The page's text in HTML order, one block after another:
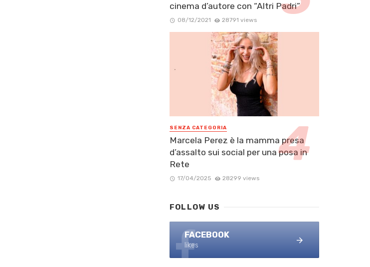
cinema d’autore con “Altri Padri”
08/12/2021 28791 views
SENZA CATEGORIA
Marcela Perez è la mamma presa
d’assalto sui social per una posa in
Rete
17/04/2025 28299 views
FOLLOW US
FACEBOOK
likes